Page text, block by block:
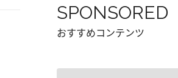
SPONSORED
おすすめコンテンツ